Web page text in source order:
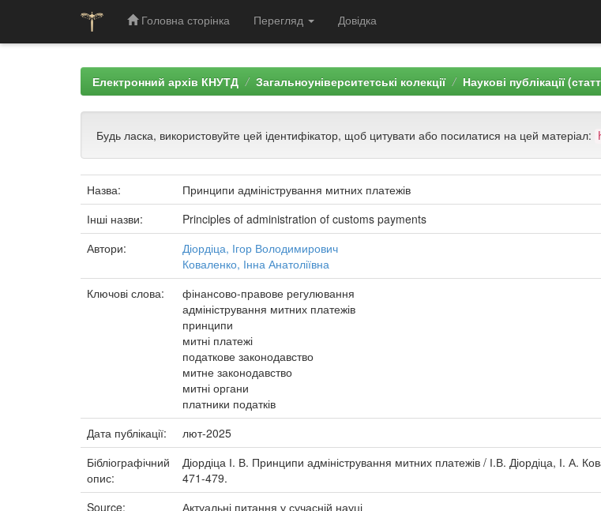
Головна сторінка Перегляд Довідка
Електронний архів КНУТД Загальноуніверситетські колекції Наукові публікації
Будь ласка, використовуйте цей ідентифікатор, щоб цитувати або посилатися на цей матеріал:
Назва:
Принципи адміністрування митних платежів
Інші назви:
Principles of administration of customs payments
Автори:
Діордіца, Ігор Володимирович
Коваленко, Інна Анатоліївна
Ключові слова:
фінансово-правове регулювання
адміністрування митних платежів
принципи
митні платежі
податкове законодавство
митне законодавство
митні органи
платники податків
Дата публікації:
лют-2025
Бібліографічний
опис:
Діордіца І. В. Принципи адміністрування митних платежів / І.В. Діордіца, І. А.
471-479.
Source:
Актуальні питання у сучасній науці